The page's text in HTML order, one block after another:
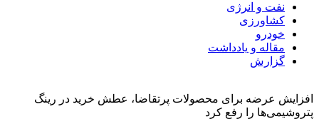
نفت و انرژی
کشاورزی
خودرو
مقاله و یادداشت
گزارش
افزایش عرضه برای محصولات پرتقاضا، عطش خرید در رینگ
پتروشیمی‌ها را رفع کرد